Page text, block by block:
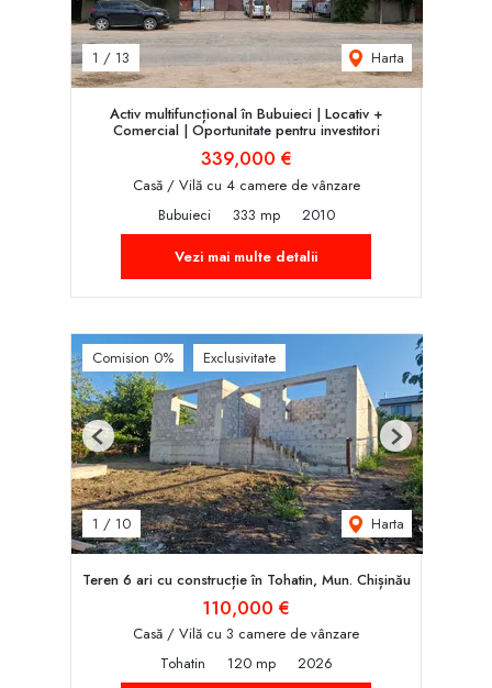
1 / 13 Harta
Activ multifuncțional în Bubuieci | Locativ +
Comercial | Oportunitate pentru investitori
339,000 €
Casă / Vilă cu 4 camere de vânzare
Bubuieci
333 mp
2010
Vezi mai multe detalii
Comision 0% Exclusivitate
1 / 10 Harta
Previous Next
Teren 6 ari cu construcție în Tohatin, Mun. Chișinău
110,000 €
Casă / Vilă cu 3 camere de vânzare
Tohatin
120 mp
2026